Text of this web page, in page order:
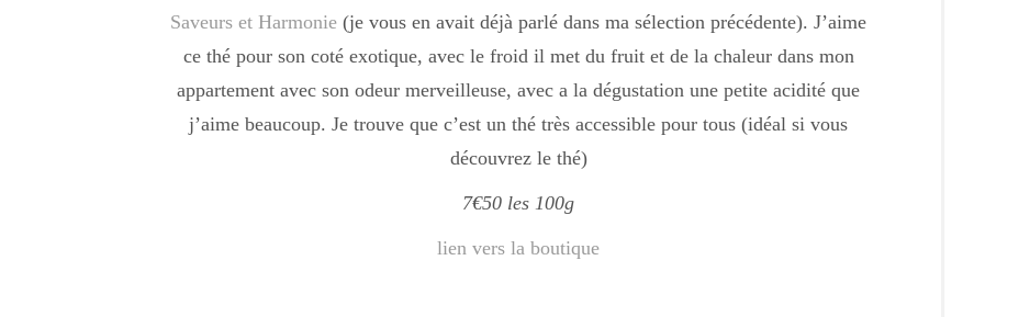
Saveurs et Harmonie (je vous en avait déjà parlé dans ma sélection précédente). J’aime
ce thé pour son coté exotique, avec le froid il met du fruit et de la chaleur dans mon
appartement avec son odeur merveilleuse, avec a la dégustation une petite acidité que
j’aime beaucoup. Je trouve que c’est un thé très accessible pour tous (idéal si vous
découvrez le thé)
7€50 les 100g
lien vers la boutique